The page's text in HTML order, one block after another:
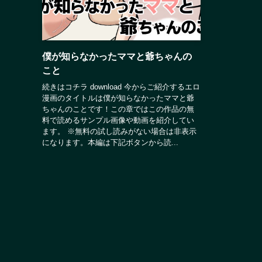
僕が知らなかったママと爺ちゃんの
こと
続きはコチラ download 今からご紹介するエロ
漫画のタイトルは僕が知らなかったママと爺
ちゃんのことです！この章ではこの作品の無
料で読めるサンプル画像や動画を紹介してい
ます。 ※無料の試し読みがない場合は非表示
になります。本編は下記ボタンから読...